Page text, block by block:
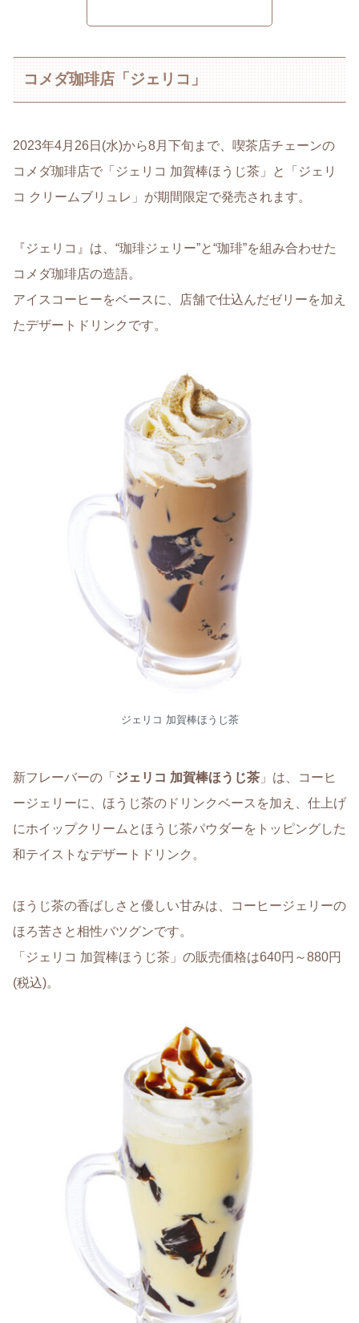
コメダ珈琲店「ジェリコ」
2023年4月26日(水)から8月下旬まで、喫茶店チェーンの
コメダ珈琲店で「ジェリコ 加賀棒ほうじ茶」と「ジェリ
コ クリームブリュレ」が期間限定で発売されます。
『ジェリコ』は、“珈琲ジェリー”と“珈琲”を組み合わせた
コメダ珈琲店の造語。
アイスコーヒーをベースに、店舗で仕込んだゼリーを加え
たデザートドリンクです。
ジェリコ 加賀棒ほうじ茶
新フレーバーの「 ジェリコ 加賀棒ほうじ茶 」は、コーヒ
ージェリーに、ほうじ茶のドリンクベースを加え、仕上げ
にホイップクリームとほうじ茶パウダーをトッピングした
和テイストなデザートドリンク。
ほうじ茶の香ばしさと優しい甘みは、コーヒージェリーの
ほろ苦さと相性バツグンです。
「ジェリコ 加賀棒ほうじ茶」の販売価格は640円～880円
(税込)。